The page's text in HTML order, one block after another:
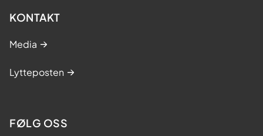
KONTAKT
Media
Lytteposten
FØLG OSS